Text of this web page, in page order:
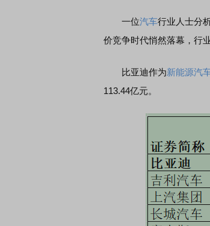
一位汽车行业人士分
价竞争时代悄然落幕，行
比亚迪作为新能源汽
113.44亿元。